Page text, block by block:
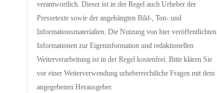
verantwortlich. Dieser ist in der Regel auch Urheber der
Pressetexte sowie der angehängten Bild-, Ton- und
Informationsmaterialien. Die Nutzung von hier veröffentlichten
Informationen zur Eigeninformation und redaktionellen
Weiterverarbeitung ist in der Regel kostenfrei. Bitte klären Sie
vor einer Weiterverwendung urheberrechtliche Fragen mit dem
angegebenen Herausgeber.